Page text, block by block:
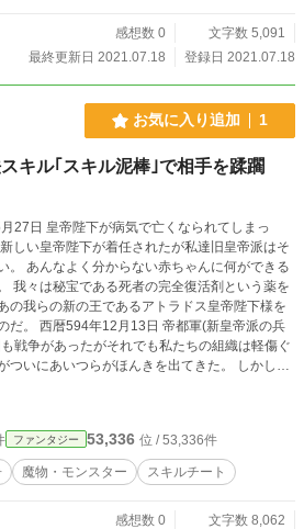
感想数 0
文字数 5,091
最終更新日 2021.07.18
登録日 2021.07.18
お気に入り追加 1
キル｢スキル泥棒｣で相手を蹂躙
くなられてしまっ
しい皇帝陛下が着任されたが私達旧皇帝派はそ
。 あんなよく分からない赤ちゃんに何ができる
我々は秘宝である死者の完全復活剤という薬を
の我らの新の王であるアトラドス皇帝陛下様を
軍(新皇帝派の兵
戦争があったがそれでも私たちの組織は軽傷ぐ
ついにあいつらがほんきを出てきた。 しかしこ
皇帝保護、帝都防衛で今警備の薄い絶壁要塞ノ
し、ここを前線基地とし帝都軍を無力化するの
っぱりあいつは自分の利益しか考えていない愚
しこれを使えば、友好ではない国に偽の情報を
…どうか見守ってい
ファンタジー 53,336 位 / 53,336件
魔物・モンスター スキルチート
感想数 0
文字数 8,062